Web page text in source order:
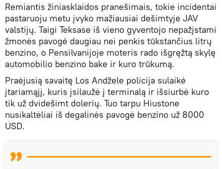
Remiantis žiniasklaidos pranešimais, tokie incidentai
pastaruoju metu įvyko mažiausiai dešimtyje JAV
valstijų. Taigi Teksase iš vieno gyventojo nepažįstami
žmonės pavogė daugiau nei penkis tūkstančius litrų
benzino, o Pensilvanijoje moteris rado išgręžtą skylę
automobilio benzino bake ir kuro trūkumą.
Praėjusią savaitę Los Andžele policija sulaikė
įtariamąjį, kuris įsilaužė į terminalą ir išsiurbė kuro
tik už dvidešimt dolerių. Tuo tarpu Hiustone
nusikaltėliai iš degalinės pavogė benzino už 8000
USD.